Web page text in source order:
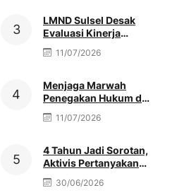
Nasional
LMND Sulsel Desak
Evaluasi Kinerja
Dishub Terkait
Kemacetan Akibat
Solar
11/07/2026
Menjaga Marwah
Penegakan Hukum di
Tengah Dinamika
Antar Aparat Penegak
Afriansyah
11/07/2026
4 Tahun Jadi Sorotan,
Aktivis Pertanyakan
Penanganan Dugaan
Peredaran Obat Daftar
30/06/2026